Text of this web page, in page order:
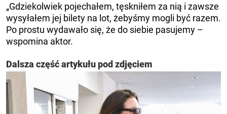
„Gdziekolwiek pojechałem, tęskniłem za nią i zawsze
wysyłałem jej bilety na lot, żebyśmy mogli być razem.
Po prostu wydawało się, że do siebie pasujemy –
wspomina aktor.
Dalsza część artykułu pod zdjęciem